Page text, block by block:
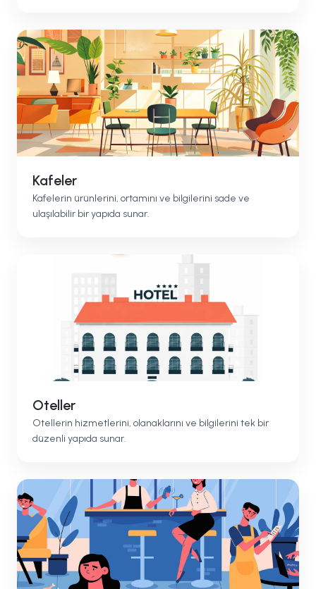
Kafeler
Kafelerin ürünlerini, ortamını ve bilgilerini sade ve
ulaşılabilir bir yapıda sunar.
Oteller
Otellerin hizmetlerini, olanaklarını ve bilgilerini tek bir
düzenli yapıda sunar.